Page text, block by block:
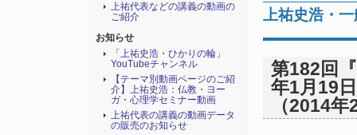
上祐史浩・
第182回
年1月19
（2014
上祐代表などの講義の動画の
ご紹介
お知らせ
「上祐史浩・ひかりの輪」
YouTubeチャンネル
【テーマ別動画ページのご紹
介】上祐史浩：仏教・ヨー
ガ・心理学セミナー動画
上祐代表の講義の動画データ
の販売のお知らせ